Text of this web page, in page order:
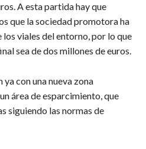
A esta partida hay que
que la sociedad promotora ha
viales del entorno, por lo que
sea de dos millones de euros.
con una nueva zona
área de esparcimiento, que
siguiendo las normas de